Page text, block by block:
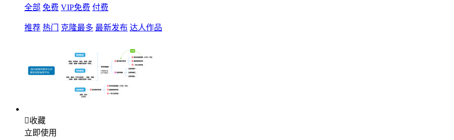
全部 免费 VIP免费 付费
推荐 热门 克隆最多 最新发布 达人作品
收藏
立即使用